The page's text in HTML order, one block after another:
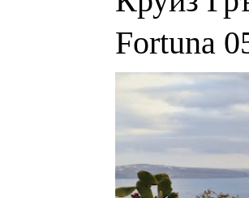
Fortuna